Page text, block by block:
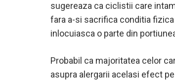
sugereaza ca ciclistii care
fara a-si sacrifica conditia
inlocuiasca o parte din
Probabil ca majoritatea celor
asupra alergarii acelasi efect